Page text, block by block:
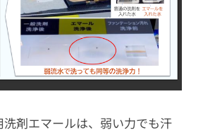
剤エマールは、弱い力でも汗